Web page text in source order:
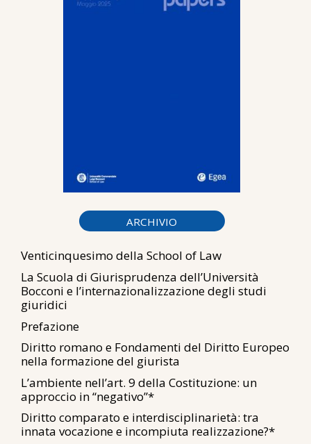
ARCHIVIO
Venticinquesimo della School of Law
La Scuola di Giurisprudenza dell’Università
Bocconi e l’internazionalizzazione degli studi
giuridici
Prefazione
Diritto romano e Fondamenti del Diritto Europeo
nella formazione del giurista
L’ambiente nell’art. 9 della Costituzione: un
approccio in “negativo”*
Diritto comparato e interdisciplinarietà: tra
innata vocazione e incompiuta realizzazione?*